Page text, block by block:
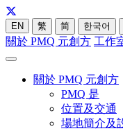
EN 繁 简 한국어
關於 PMQ 元創方 工作
關於 PMQ 元創方
PMQ 是
位置及交通
場地簡介及